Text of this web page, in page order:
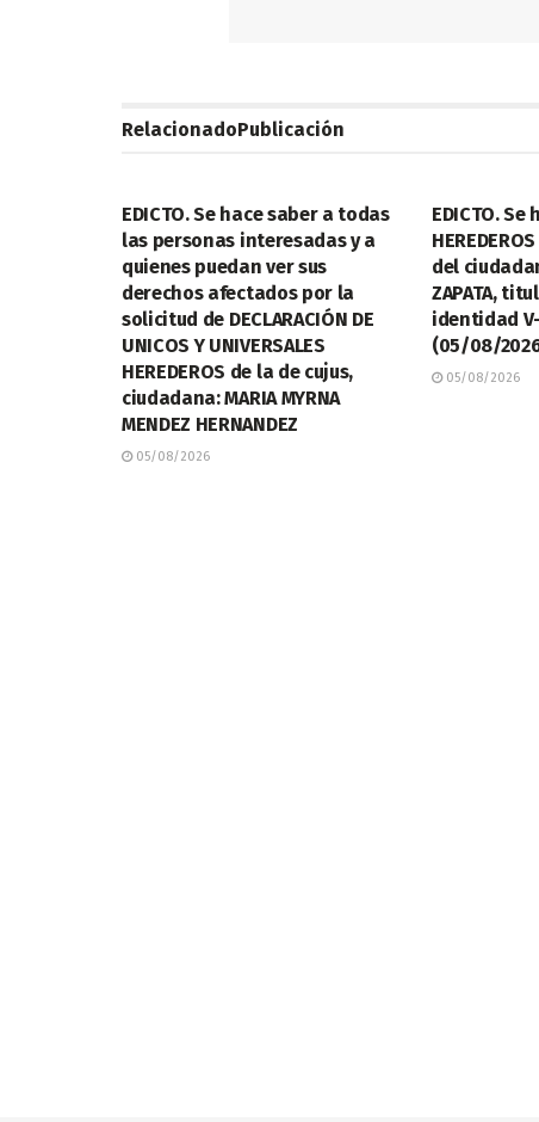
RelacionadoPublicación
EDICTO. Se hace saber a todas
las personas interesadas y a
quienes puedan ver sus
derechos afectados por la
solicitud de DECLARACIÓN DE
UNICOS Y UNIVERSALES
HEREDEROS de la de cujus,
ciudadana: MARIA MYRNA
MENDEZ HERNANDEZ
05/08/2026
EDICTO.
del
ZAPATA,
identidad
(05/08/
05/08/2026